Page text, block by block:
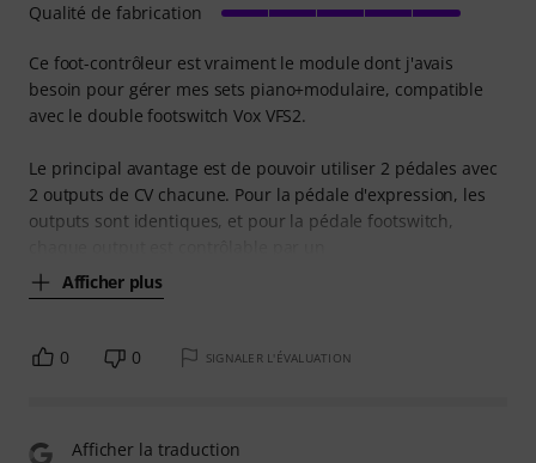
Ce foot-contrôleur est vraiment le module dont j'avais
besoin pour gérer mes sets piano+modulaire, compatible
avec le double footswitch Vox VFS2.
Le principal avantage est de pouvoir utiliser 2 pédales avec
2 outputs de CV chacune. Pour la pédale d'expression, les
outputs sont identiques, et pour la pédale footswitch,
Afficher plus
Qualité de fabrication
0 0 SIGNALER L'ÉVALUATION
Afficher la traduction